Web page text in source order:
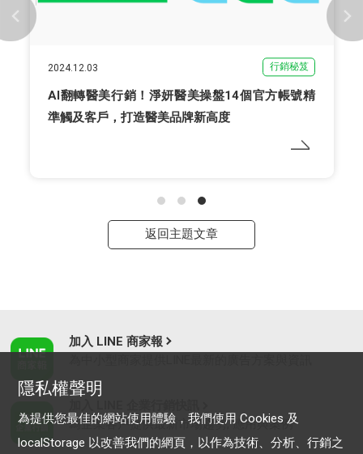
2024.12.03 行銷秘笈
AI翻轉醫美行銷！淨妍醫美操盤14個官方帳號精
準觸及客戶，打造醫美品牌新高度
返回主題文章
加入 LINE 商家報
為企業客戶提供最新市場趨勢, 應用與案例
隱私權聲明
為提供您最佳的網站使用體驗，我們使用 Cookies 及
localStorage 以改善我們的網頁，以作為技術、分析、行銷之